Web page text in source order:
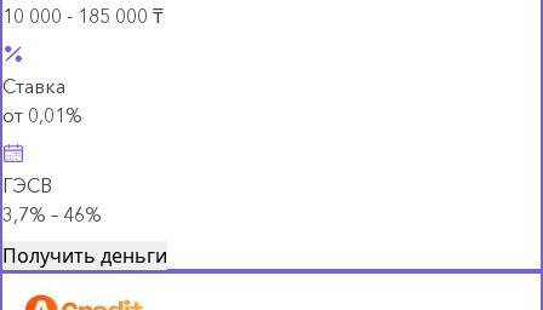
10 000 - 185 000 ₸
Ставка
от 0,01%
ГЭСВ
3,7% – 46%
Получить деньги